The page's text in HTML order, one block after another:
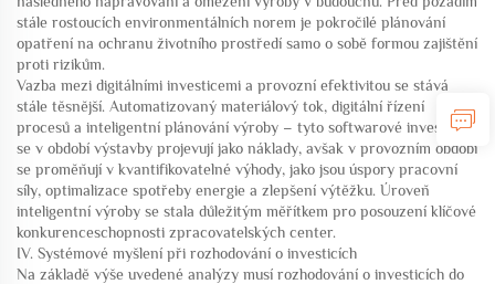
stále rostoucích environmentálních norem je pokročilé plánování
opatření na ochranu životního prostředí samo o sobě formou zajištění
proti rizikům.
Vazba mezi digitálními investicemi a provozní efektivitou se stává
stále těsnější. Automatizovaný materiálový tok, digitální řízení
procesů a inteligentní plánování výroby – tyto softwarové investice
se v období výstavby projevují jako náklady, avšak v provozním období
se proměňují v kvantifikovatelné výhody, jako jsou úspory pracovní
síly, optimalizace spotřeby energie a zlepšení výtěžku. Úroveň
inteligentní výroby se stala důležitým měřítkem pro posouzení klíčové
konkurenceschopnosti zpracovatelských center.
IV. Systémové myšlení při rozhodování o investicích
Na základě výše uvedené analýzy musí rozhodování o investicích do